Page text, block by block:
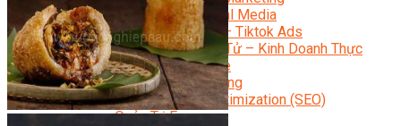
Chuyên Viên Social Media
Tiktok Marketing – Tiktok Ads
Thương Mại Điện Tử – Kinh Doanh Thực
Chiến Trên Shopee
Facebook Marketing
Search Engine Optimization (SEO)
Quản Trị Fanpage